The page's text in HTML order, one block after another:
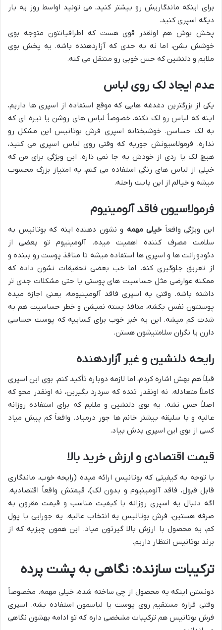
برای اینکه ماندگاریش رو بیشتر کنید، می تونید اواسط روز یه بار
دیگه اسپری کنید.
پخش بوش هم اونقدر قوی هست که اطرافیانتون متوجه بوی
خوشش بشن، اما نه به حدی که آزاردهنده باشه. یه پخش بوی
ملایم و دلنشین که حس خوبی رو منتقل می کنه.
عدم ایجاد لک روی لباس
یکی از بزرگترین دغدغه هایی که موقع استفاده از اسپری ها داریم،
اینه که لباس رو لک نکنه، خصوصاً لباس های روشن یا تیره ای که
به لک حساسن. خوشبختانه اسپری فرش بوتانیس این مشکل رو
نداره. فرمولاسیونش جوریه که وقتی روی لباس اسپری می کنید،
هیچ لک یا ردی از خودش به جا نمی ذاره. این ویژگی برای من که
خیلی از لباس های رنگی استفاده می کنم، یه امتیاز بزرگ محسوب
میشه و خیالم از این بابت راحته.
فرمولاسیون فاقد آلومینیوم
این ویژگی واقعاً خیلی مهمه و نشون دهنده اینه که بوتانیس به
سلامت مصرف کننده اهمیت میده. آلومینیوم تو بعضی از
دئودورانت ها و اسپری ها استفاده میشه تا منافذ پوست رو ببنده و
از تعریق جلوگیری کنه. اما خب بعضی تحقیقات نشون داده که
ممکنه عوارضی مثل حساسیت های پوستی یا حتی مشکلات جدی تر
داشته باشه. وقتی یه اسپری فاقد آلومینیومه، یعنی اجازه میده
پوستتون نفس بکشه، منافذ بسته نمیشن و خطر حساسیت هم به
شدت کم میشه. این یه خبر خوب برای کساییه که پوست حساسی
دارن یا نگران سلامتیشون هستن.
رایحه دلنشین و غیر آزاردهنده
قبلاً هم بهش اشاره کردم، اما لازمه دوباره تأکید کنم. بوی این اسپری
کاملاً متعادله. نه اونقدر تنده که سردرد بگیرین، نه اونقدر محو که
اصلاً حس نشه. یه بوی دلنشین و ملایم که برای استفاده روزانه
عالیه و با سلیقه بیشتر خانم ها جور درمیاد. واقعاً کم پیش میاد
کسی از بوی این اسپری بدش بیاد.
قیمت اقتصادی و ارزش خرید بالا
با توجه به کیفیتی که بوتانیس ارائه میده (رایحه خوب، ماندگاری
قابل قبول، فاقد آلومینیوم و بدون لک)، قیمتش واقعاً اقتصادیه.
اگه دنبال یه اسپری روزانه با کیفیت مناسب و قیمت مقرون به
صرفه هستین، فرش بوتانیس یه انتخاب عالیه. یه جورایی با پول
کم، یه محصول با ارزش بالا گیرتون میاد. این همون چیزیه که از
برند بوتانیس انتظار داریم.
ترکیبات سازنده: نگاهی به پشت پرده
دونستن اینکه یه محصول از چی ساخته شده، خیلی مهمه. مخصوصاً
وقتی قراره مستقیم روی پوست یا لباسمون استفاده بشه. اسپری
فرش بوتانیس هم ترکیبات مشخصی داره که تو ادامه بهشون نگاهی